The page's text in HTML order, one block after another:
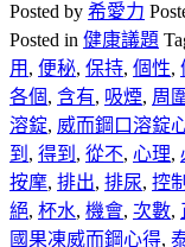
Posted by 希愛力
Posted in 健康議題
用 , 便秘, 保持, 個性,
各個, 含有, 吸煙, 周圍
溶錠, 威而鋼口溶錠
到 , 得到 , 從不, 心理,
按摩, 排出, 排尿, 控制
絕, 杯水, 機會, 次數,
國果凍威而鋼心得,